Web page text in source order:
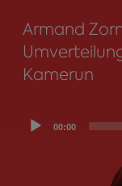
Armand
Kamerun
Audio
Player
00:00